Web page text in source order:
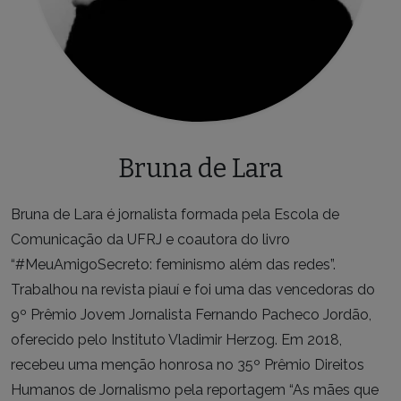
Bruna de Lara
Bruna de Lara é jornalista formada pela Escola de
Comunicação da UFRJ e coautora do livro
“#MeuAmigoSecreto: feminismo além das redes”.
Trabalhou na revista piauí e foi uma das vencedoras do
9º Prêmio Jovem Jornalista Fernando Pacheco Jordão,
oferecido pelo Instituto Vladimir Herzog. Em 2018,
recebeu uma menção honrosa no 35º Prêmio Direitos
Humanos de Jornalismo pela reportagem “As mães que